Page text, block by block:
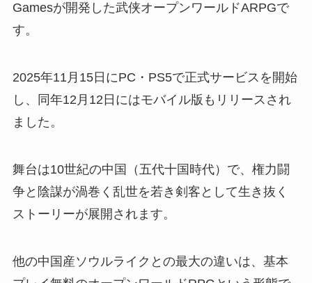
Gamesが開発した武侠オープンワールドARPGで
す。
2025年11月15日にPC・PS5で正式サービスを開始
し、同年12月12日にはモバイル版もリリースされ
ました。
舞台は10世紀の中国（五代十国時代）で、権力闘
争と陰謀が渦巻く乱世を若き剣客として生き抜く
ストーリーが展開されます。
他の中国産ソウルライクとの最大の違いは、基本